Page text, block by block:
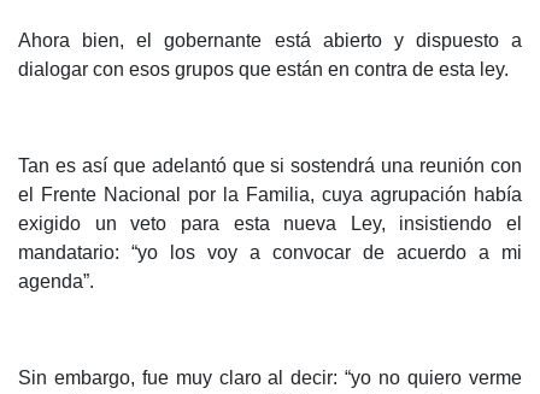
Ahora bien, el gobernante está abierto y dispuesto a
dialogar con esos grupos que están en contra de esta ley.
Tan es así que adelantó que si sostendrá una reunión con
el Frente Nacional por la Familia, cuya agrupación había
exigido un veto para esta nueva Ley, insistiendo el
mandatario: “yo los voy a convocar de acuerdo a mi
agenda”.
Sin embargo, fue muy claro al decir: “yo no quiero verme